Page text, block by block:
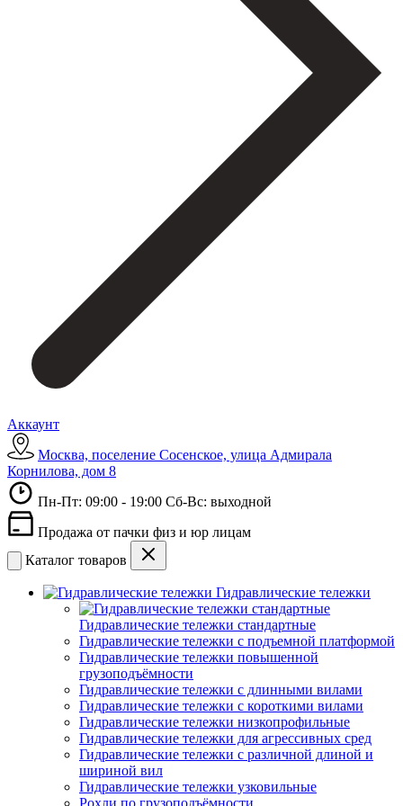
Аккаунт
Москва, поселение Сосенское, улица Адмирала
Корнилова, дом 8
Пн-Пт: 09:00 - 19:00 Сб-Вс: выходной
Продажа от пачки физ и юр лицам
Каталог товаров
Гидравлические тележки
Гидравлические тележки стандартные
Гидравлические тележки с подъемной платформой
Гидравлические тележки повышенной
грузоподъёмности
Гидравлические тележки с длинными вилами
Гидравлические тележки с короткими вилами
Гидравлические тележки низкопрофильные
Гидравлические тележки для агрессивных сред
Гидравлические тележки с различной длиной и
шириной вил
Гидравлические тележки узковильные
Рохли по грузоподъёмности